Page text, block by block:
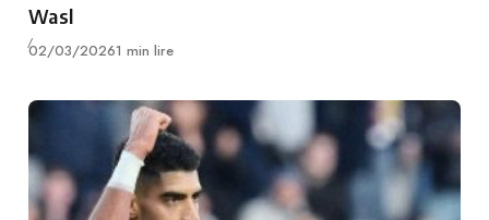
Wasl
Publié
02/03/20261 min lire